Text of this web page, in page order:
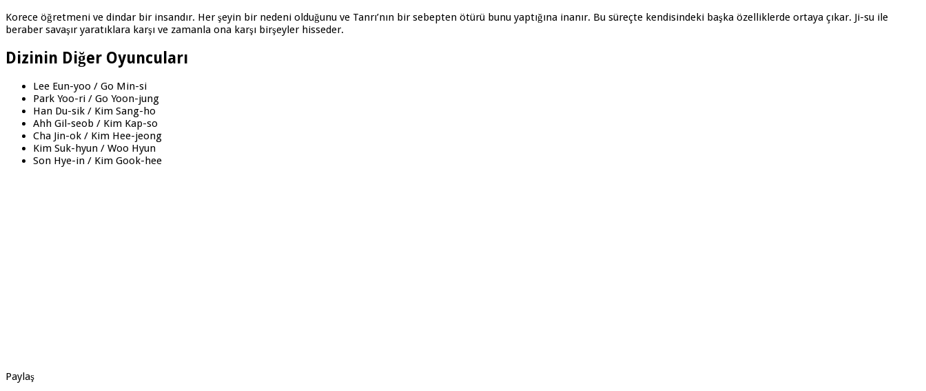
Korece öğretmeni ve dindar bir insandır. Her şeyin bir nedeni olduğunu ve Tanrı’nın bir sebepten ötürü bunu yaptığına inanır. Bu süreçte kendisindeki başka özelliklerde ortaya çıkar. Ji-su ile
beraber savaşır yaratıklara karşı ve zamanla ona karşı birşeyler hisseder.
Dizinin Diğer Oyuncuları
Lee Eun-yoo / Go Min-si
Park Yoo-ri / Go Yoon-jung
Han Du-sik / Kim Sang-ho
Ahh Gil-seob / Kim Kap-so
Cha Jin-ok / Kim Hee-jeong
Kim Suk-hyun / Woo Hyun
Son Hye-in / Kim Gook-hee
Paylaş